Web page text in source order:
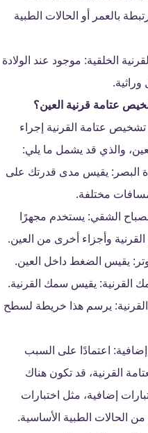
بالعمر أو الحالات الطبية
الخلقية: موجود عند الولادة
عتامة قرنية العين؟
عتامة القرنية إجراء
والذي قد يشمل ما يلي:
البصر: يقيس مدى قدرتك على
مختلفة.
الشقي: يستخدم مجهرًا
وأجزاء أخرى من العين.
يقيس الضغط داخل العين.
القرنية: يقيس سمك القرنية.
يرسم هذا خريطة لسطح
إضافية: اعتمادًا على السبب
القرنية، قد تكون هناك
إضافية، مثل اختبارات
من الحالات الطبية الأساسية.